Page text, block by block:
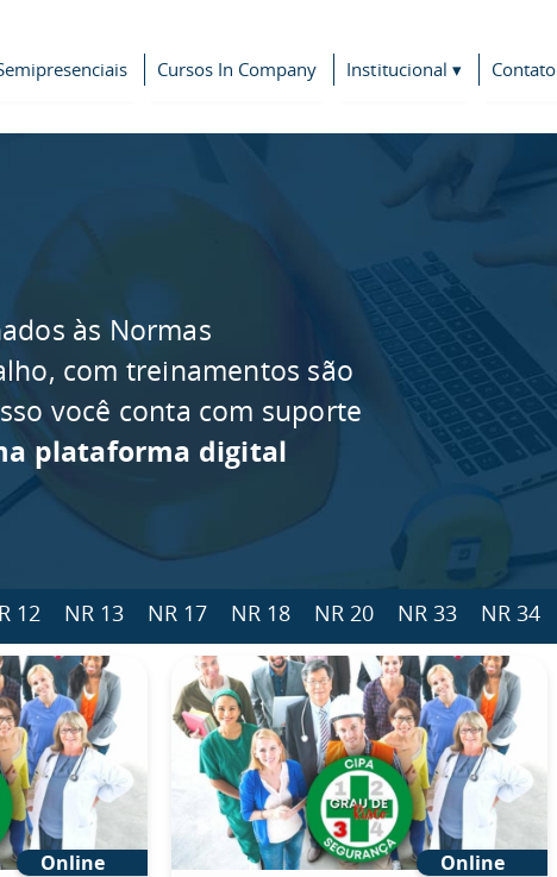
Cursos In Company Institucional ▾ Contato
às Normas
com treinamentos são
você conta com suporte
plataforma digital
12 NR 13 NR 17 NR 18 NR 20 NR 33 NR 34
Online Online